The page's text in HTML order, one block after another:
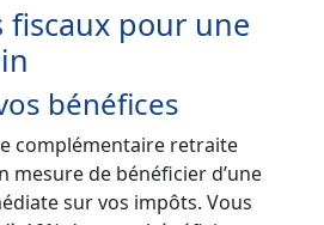
fiscaux pour une
bénéfices
complémentaire retraite
mesure de bénéficier d’une
sur vos impôts. Vous